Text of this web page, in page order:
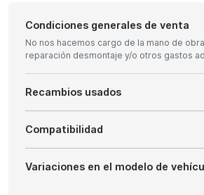
Condiciones generales de venta
No nos hacemos cargo de la mano de
reparación desmontaje y/o otros gastos
Recambios usados
Compatibilidad
Variaciones en el modelo de